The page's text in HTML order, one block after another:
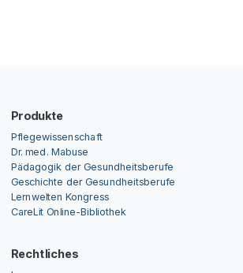
Produkte
Pflegewissenschaft
Dr. med. Mabuse
Pädagogik der Gesundheitsberufe
Geschichte der Gesundheitsberufe
Lernwelten Kongress
CareLit Online-Bibliothek
Rechtliches